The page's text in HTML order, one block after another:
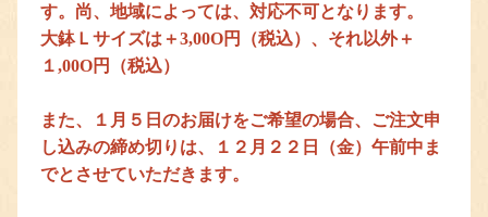
す。尚、地域によっては、対応不可となります。
大鉢Ｌサイズは＋3,00O円（税込）、それ以外＋
１,00O円（税込）
また、１月５日のお届けをご希望の場合、ご注文申
し込みの締め切りは、１２月２２日（金）午前中ま
でとさせていただきます。